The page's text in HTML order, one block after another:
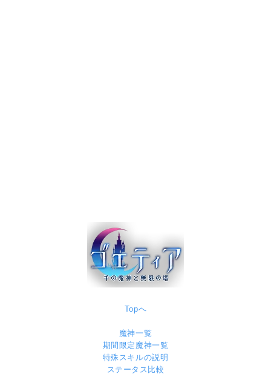
Topへ
魔神一覧
期間限定魔神一覧
特殊スキルの説明
ステータス比較